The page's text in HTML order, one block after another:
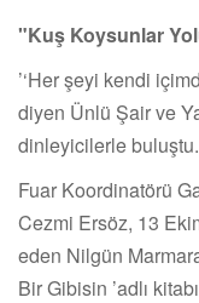
"Kuş Koysunlar
‘’Her şeyi kendi
diyen Ünlü Şair ve
dinleyicilerle buluştu.
Fuar Koordinatörü
Cezmi Ersöz, 13
eden Nilgün
Bir Gibisin ’adlı